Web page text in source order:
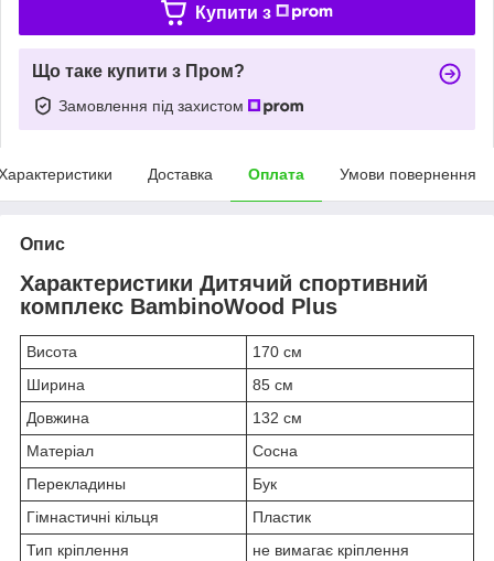
Купити з
Що таке купити з Пром?
Замовлення під захистом
Доставка Оплата Умови повернення
Опис
Характеристики Дитячий спортивний
комплекс BambinoWood Plus
Висота
170 см
Ширина
85 см
Довжина
132 см
Матеріал
Сосна
Перекладины
Бук
Гімнастичні кільця
Пластик
Тип кріплення
не вимагає кріплення